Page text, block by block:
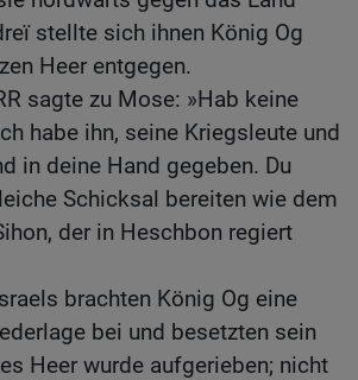
stellte sich ihnen König Og
Heer entgegen.
sagte zu Mose: »Hab keine
habe ihn, seine Kriegsleute und
in deine Hand gegeben. Du
Schicksal bereiten wie dem
der in Heschbon regiert
brachten König Og eine
bei und besetzten sein
Heer wurde aufgerieben; nicht